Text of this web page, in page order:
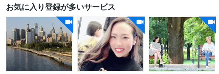
お気に入り登録が多いサービス